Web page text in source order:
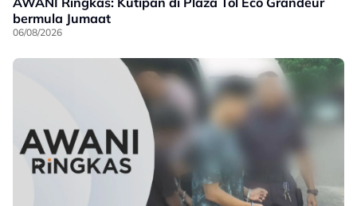
bermula Jumaat
06/08/2026